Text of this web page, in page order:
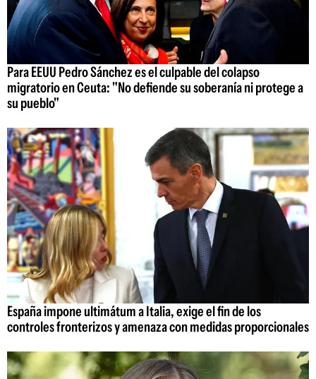
Para EEUU Pedro Sánchez es el culpable del colapso
migratorio en Ceuta: "No defiende su soberanía ni protege a
su pueblo"
España impone ultimátum a Italia, exige el fin de los
controles fronterizos y amenaza con medidas proporcionales